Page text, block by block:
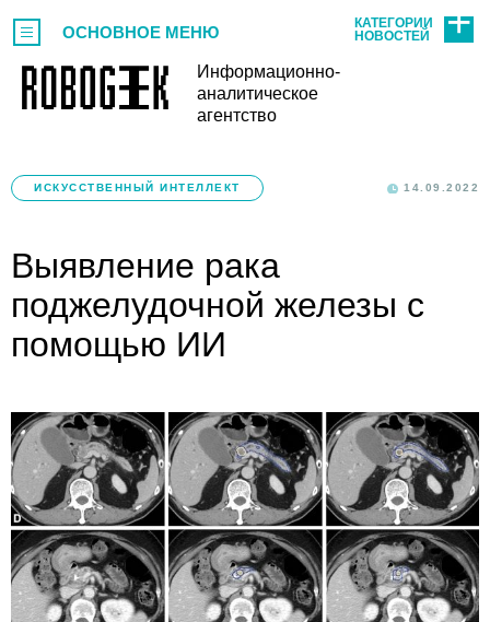
Информационно-
аналитическое
агентство
ОСНОВНОЕ МЕНЮ
КАТЕГОРИИ
НОВОСТЕЙ
ИСКУССТВЕННЫЙ ИНТЕЛЛЕКТ 14.09.2022
Выявление рака
поджелудочной железы с
помощью ИИ